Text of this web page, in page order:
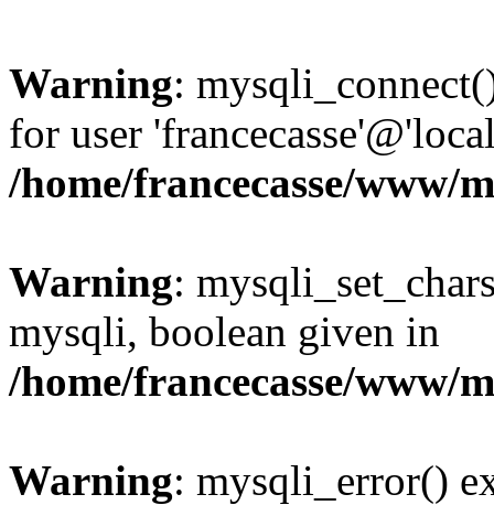
Warning:
for user
/home/francecasse/www/
Warning:
mysqli, boolean given in
/home/francecasse/www/
Warning: mysqli_error()